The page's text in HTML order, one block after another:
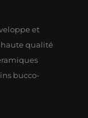
et
qualité
bucco-